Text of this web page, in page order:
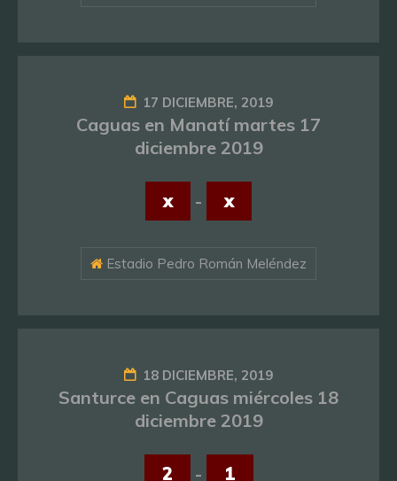
17 DICIEMBRE, 2019
Caguas en Manatí martes 17
diciembre 2019
x - x
Estadio Pedro Román Meléndez
18 DICIEMBRE, 2019
Santurce en Caguas miércoles 18
diciembre 2019
2 - 1